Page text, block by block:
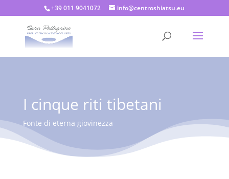
+39 011 9041072 info@centroshiatsu.eu
I cinque riti tibetani
Fonte di eterna giovinezza